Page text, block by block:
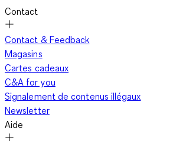
Contact
Contact & Feedback
Magasins
Cartes cadeaux
C&A for you
Signalement de contenus illégaux
Newsletter
Aide